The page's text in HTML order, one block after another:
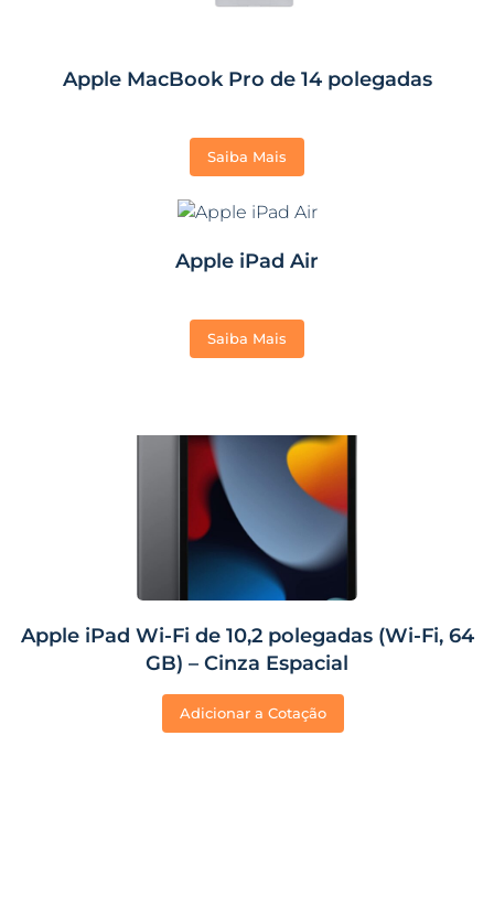
Apple MacBook Pro de 14 polegadas
Saiba Mais
Apple iPad Air
Saiba Mais
Apple iPad Wi-Fi de 10,2 polegadas (Wi-Fi, 64
GB) – Cinza Espacial
Adicionar a Cotação